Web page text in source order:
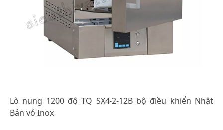
Lò nung 1200 độ TQ SX4-2-12B bộ điều khiển Nhật
Bản vỏ Inox